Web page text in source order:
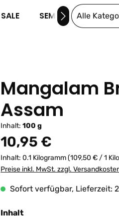
SALE SEMINARE DIE
Alle
Mangalam
Assam
Inhalt: 100 g
Regulärer Preis:
10,95 €
Inhalt: 0.1 Kilogramm(109,50 € / 1
Preise inkl. MwSt. zzgl.
Sofort verfügbar, Lieferzeit:
Inhaltauswählen